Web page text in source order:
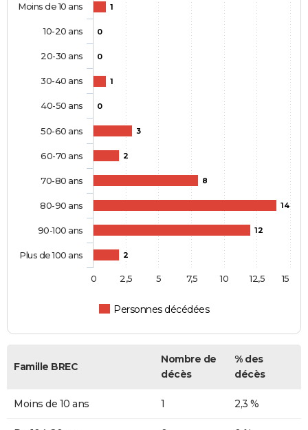
1
0
0
1
0
3
2
8
14
12
2
Personnes décédées
Moins de 10 ans
10-20 ans
20-30 ans
30-40 ans
40-50 ans
50-60 ans
60-70 ans
70-80 ans
80-90 ans
90-100 ans
Plus de 100 ans
0 2,5 5 7,5 10 12,5 15
Famille BREC
Nombre de
décès
% des
décès
Moins de 10 ans 1 2,3 %